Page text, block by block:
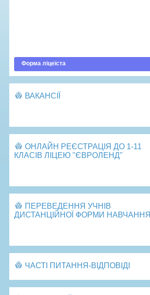
Форма ліцеїста
ВАКАНСІЇ
ОНЛАЙН РЕЄСТРАЦІЯ ДО 1-11
КЛАСІВ ЛІЦЕЮ "ЄВРОЛЕНД"
ПЕРЕВЕДЕННЯ УЧНІВ
ДИСТАНЦІЙНОЇ ФОРМИ НАВЧАННЯ
ЧАСТІ ПИТАННЯ-ВІДПОВІДІ